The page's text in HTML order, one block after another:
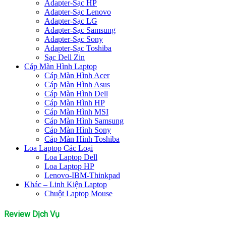
Adapter-Sạc HP
Adapter-Sạc Lenovo
Adapter-Sạc LG
Adapter-Sạc Samsung
Adapter-Sạc Sony
Adapter-Sạc Toshiba
Sạc Dell Zin
Cáp Màn Hình Laptop
Cáp Màn Hình Acer
Cáp Màn Hình Asus
Cáp Màn Hình Dell
Cáp Màn Hình HP
Cáp Màn Hình MSI
Cáp Màn Hình Samsung
Cáp Màn Hình Sony
Cáp Màn Hình Toshiba
Loa Laptop Các Loại
Loa Laptop Dell
Loa Laptop HP
Lenovo-IBM-Thinkpad
Khác – Linh Kiện Laptop
Chuột Laptop Mouse
Review Dịch Vụ